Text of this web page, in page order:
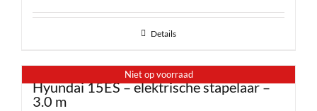
Details
Niet op voorraad
Hyundai 15ES – elektrische stapelaar –
3.0 m